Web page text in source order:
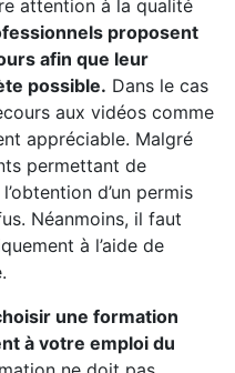
attention à la qualité
proposent
afin que leur
possible. Dans le cas
aux vidéos comme
appréciable. Malgré
permettant de
d’un permis
Néanmoins, il faut
à l’aide de
une formation
à votre emploi du